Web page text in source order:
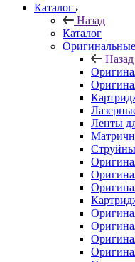
Каталог
Назад
Каталог
Назад
Ленты